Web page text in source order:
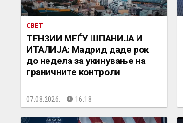
СВЕТ
ТЕНЗИИ МЕЃУ ШПАНИЈА И
ИТАЛИЈА: Мадрид даде рок
до недела за укинување на
граничните контроли
07.08.2026. 16:18